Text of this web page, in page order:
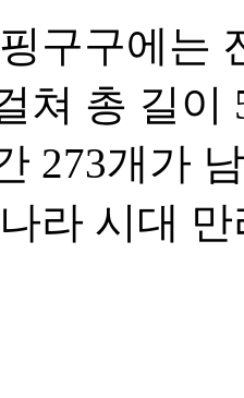
구구에는
쳐 총 길이
273개가
라 시대